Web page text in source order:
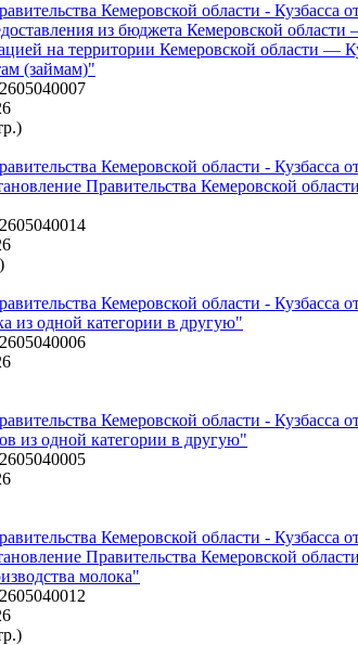
Кемеровской области - Кузбасса
из бюджета Кемеровской
на территории Кемеровской области —
(займам)"
Кемеровской области - Кузбасса
Правительства Кемеровской
Кемеровской области - Кузбасса
из одной категории в другую"
Кемеровской области - Кузбасса
из одной категории в другую"
Кемеровской области - Кузбасса
Правительства Кемеровской
молока"